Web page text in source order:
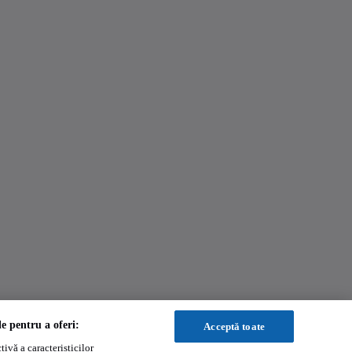
pentru a oferi:
a caracteristicilor
Acceptă toate